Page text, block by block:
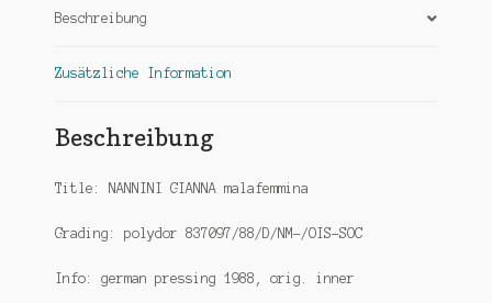
Beschreibung
Zusätzliche Information
Beschreibung
Title: NANNINI GIANNA malafemmina
Grading: polydor 837097/88/D/NM-/OIS-SOC
Info: german pressing 1988, orig. inner